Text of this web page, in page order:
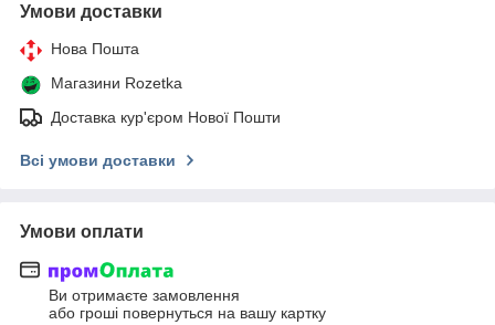
Умови доставки
Нова Пошта
Магазини Rozetka
Доставка кур'єром Нової Пошти
Всі умови доставки
Умови оплати
Ви отримаєте замовлення
або гроші повернуться на вашу картку